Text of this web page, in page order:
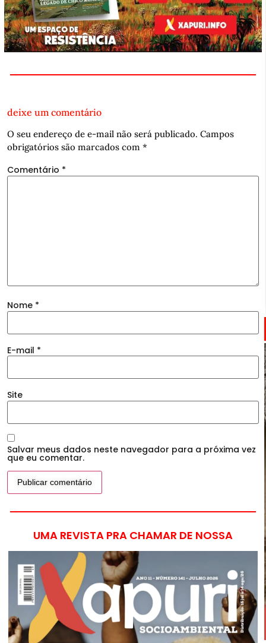
deixe um comentário
O seu endereço de e-mail não será publicado. Campos
obrigatórios são marcados com *
Comentário *
Nome *
E-mail *
Site
Salvar meus dados neste navegador para a próxima vez
que eu comentar.
UMA REVISTA PRA CHAMAR DE NOSSA